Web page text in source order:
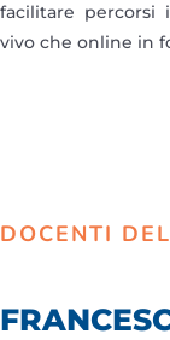
facilitare percorsi
vivo che online in
DOCENTI